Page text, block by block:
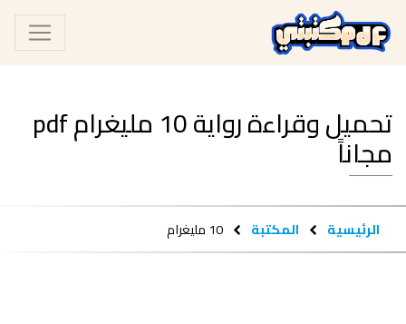
تحميل وقراءة رواية 10 مليغرام pdf
مجاناً
الرئيسية المكتبة